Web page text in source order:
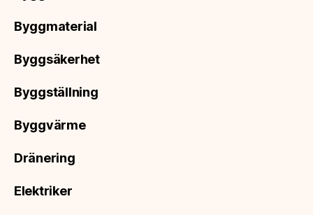
Byggmaterial
Byggsäkerhet
Byggställning
Byggvärme
Dränering
Elektriker